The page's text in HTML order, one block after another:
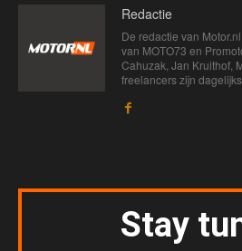
Redactie
De redactie van
van MOTO73 en
Cahuzak, Jan Kruithof,
freelancers zijn
Stay